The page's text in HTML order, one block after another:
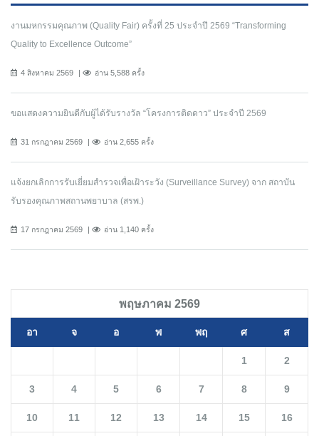
งานมหกรรมคุณภาพ (Quality Fair) ครั้งที่ 25 ประจำปี 2569 “Transforming
Quality to Excellence Outcome”
4 สิงหาคม 2569 อ่าน 5,588 ครั้ง
ขอแสดงความยินดีกับผู้ได้รับรางวัล “โครงการติดดาว” ประจำปี 2569
31 กรกฎาคม 2569 อ่าน 2,655 ครั้ง
แจ้งยกเลิกการรับเยี่ยมสำรวจเพื่อเฝ้าระวัง (Surveillance Survey) จาก สถาบัน
รับรองคุณภาพสถานพยาบาล (สรพ.)
17 กรกฎาคม 2569 อ่าน 1,140 ครั้ง
พฤษภาคม 2569
อา จ อ พ พฤ ศ ส
1 2
3 4 5 6 7 8 9
10 11 12 13 14 15 16